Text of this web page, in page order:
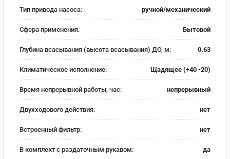
Тип привода насоса: ручной/механический
Сфера применения: Бытовой
Глубина всасывания (высота всасывания) ДО, м: 0.63
Климатическое исполнение: Щадящее (+40 -20)
Время непрерывной работы, час: непрерывный
Двухходового действия: нет
Встроенный фильтр: нет
В комплект с раздаточным рукавом: да